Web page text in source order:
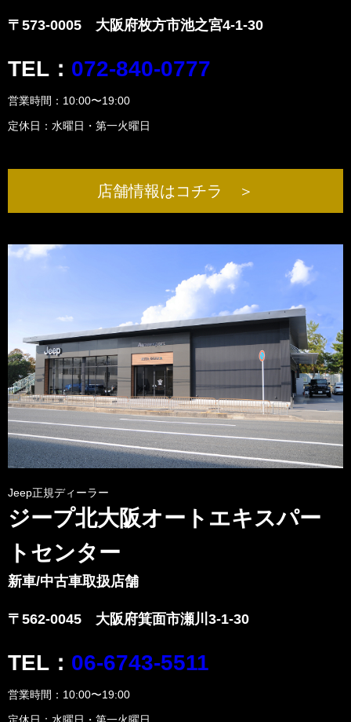
〒573-0005 大阪府枚方市池之宮4-1-30
TEL： 072-840-0777
営業時間：10:00〜19:00
定休日：水曜日・第一火曜日
店舗情報はコチラ ＞
Jeep正規ディーラー
ジープ北大阪オートエキスパー
トセンター
新車/中古車取扱店舗
〒562-0045 大阪府箕面市瀬川3-1-30
TEL： 06-6743-5511
営業時間：10:00〜19:00
定休日：水曜日・第一火曜日